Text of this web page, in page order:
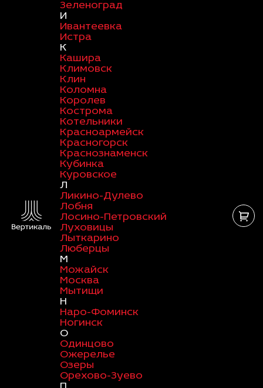
Зеленоград
И
Ивантеевка
Истра
К
Кашира
Климовск
Клин
Коломна
Королев
Кострома
Котельники
Красноармейск
Красногорск
Краснознаменск
Кубинка
Куровское
Л
Ликино-Дулево
Лобня
Лосино-Петровский
Луховицы
Лыткарино
Люберцы
М
Можайск
Москва
Мытищи
Н
Наро-Фоминск
Ногинск
О
Одинцово
Ожерелье
Озеры
Орехово-Зуево